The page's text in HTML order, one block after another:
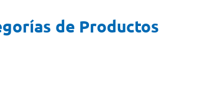
de Productos